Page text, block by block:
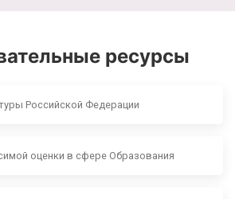
ресурсы
Российской Федерации
оценки в сфере Образования